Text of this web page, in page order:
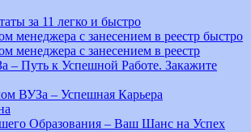
за 11 легко и быстро
менеджера с занесением в реестр быстро
менеджера с занесением в реестр
– Путь к Успешной Работе. Закажите
ВУЗа – Успешная Карьера
Образования – Ваш Шанс на Успех